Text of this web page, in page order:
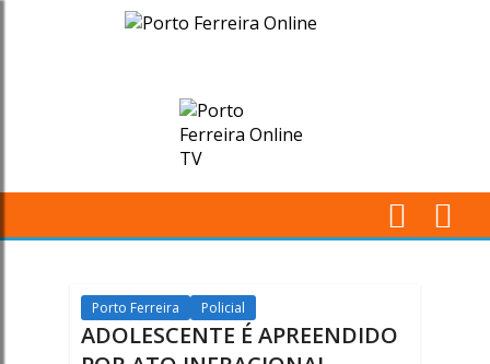
ADOLESCENTE
APREENDIDO
POR
ANÁLOGO
Porto Ferreira Policial
ADOLESCENTE É APREENDIDO